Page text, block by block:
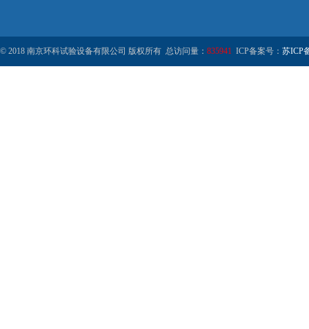
© 2018 南京环科试验设备有限公司 版权所有 总访问量： 835941 ICP备案号： 苏ICP